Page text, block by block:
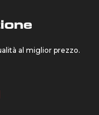
al miglior prezzo.